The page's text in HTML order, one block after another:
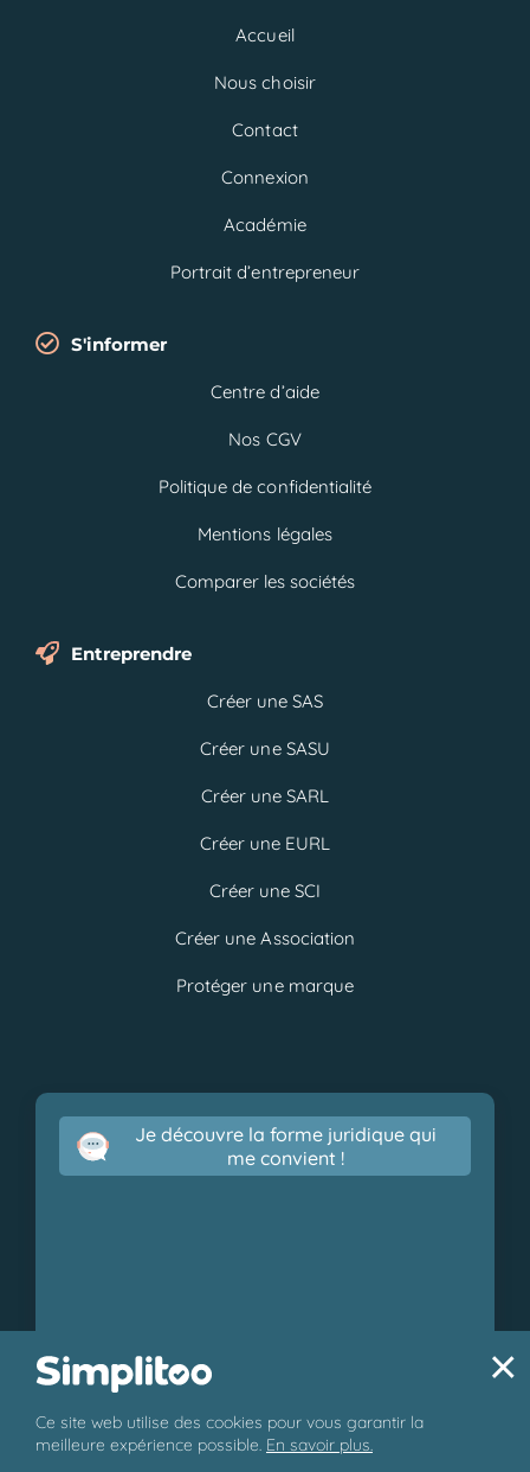
Ce site web utilise des cookies pour vous garantir la
meilleure expérience possible. En savoir plus.
×
Accueil
Nous choisir
Contact
Connexion
Académie
Portrait d’entrepreneur
S'informer
Centre d’aide
Nos CGV
Politique de confidentialité
Mentions légales
Comparer les sociétés
Entreprendre
Créer une SAS
Créer une SASU
Créer une SARL
Créer une EURL
Créer une SCI
Créer une Association
Protéger une marque
Je découvre la forme juridique qui
me convient !
© 2026 Simplitoo - Tous droits réservés.